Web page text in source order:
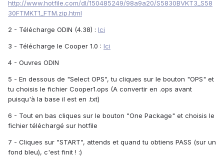
http://www.hotfile.com/dl/150485249/98a9a20/S5830BVKT3_S58
30FTMKT1_FTM.zip.html
2 - Télécharge ODIN (4.38) : Ici
3 - Télécharge le Cooper 1.0 : Ici
4 - Ouvres ODIN
5 - En dessous de "Select OPS", tu cliques sur le bouton "OPS" et
tu choisis le fichier Cooper1.ops (A convertir en .ops avant
puisqu'à la base il est en .txt)
6 - Tout en bas cliques sur le bouton "One Package" et choisis le
fichier téléchargé sur hotfile
7 - Cliques sur "START", attends et quand tu obtiens PASS (sur un
fond bleu), c'est finit ! :)